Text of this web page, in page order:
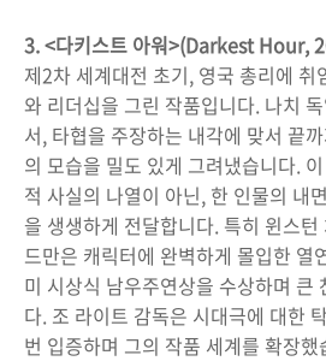
3. <다키스트 아워>(Darkest Hour,
제2차 세계대전 초기, 영국 총리에 취
와 리더십을 그린 작품입니다. 나치
서, 타협을 주장하는 내각에 맞서 끝
의 모습을 밀도 있게 그려냈습니다.
적 사실의 나열이 아닌, 한 인물의 내
을 생생하게 전달합니다. 특히 윈스
드만은 캐릭터에 완벽하게 몰입한 열
미 시상식 남우주연상을 수상하며 큰
다. 조 라이트 감독은 시대극에 대한
번 입증하며 그의 작품 세계를 확장했